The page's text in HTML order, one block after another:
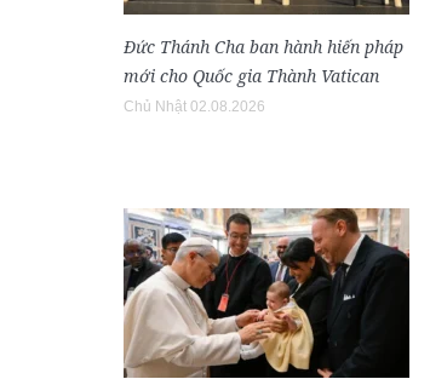
Đức Thánh Cha ban hành hiến pháp
mới cho Quốc gia Thành Vatican
Chủ Nhật 02.08.2026